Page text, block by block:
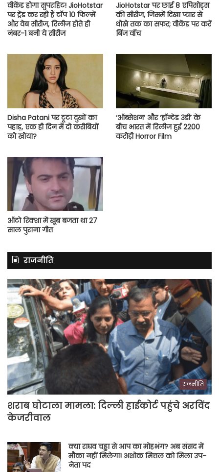
वीकेंड होगा सुपरहिट! JioHotstar
पर ट्रेंड कर रही हैं टॉप 10 फिल्में
और वेब सीरीज, रिलीज होते ही
नंबर-1 बनी ये सीरीज
JioHotstar पर छाई 8 एपिसोड्स
की सीरीज, जिसमें दिखा प्यार से
धोखे तक का सफर; वीकेंड पर करें
बिंज वॉच
Disha Patani पर टूटा दुखों का
पहाड़, एक ही दिन में दो करीबियों
को खोया?
‘ऑब्सेशन’ और ‘हॉन्टेड 3डी’ के
बीच भारत में रिलीज हुई 2200
करोड़ी Horror Film
ऑटो रिक्शा में खूब बजता था 27
साल पुराना गीत
राजनीति
राजनीति
शराब घोटाला मामला: दिल्ली हाईकोर्ट पहुंचे अरविंद
केजरीवाल
क्या राघव चड्ढा से आप का मोहभंग? अब संसद में
मौका नहीं मिलेगा! अशोक मित्तल को मिला उप-
नेता पद